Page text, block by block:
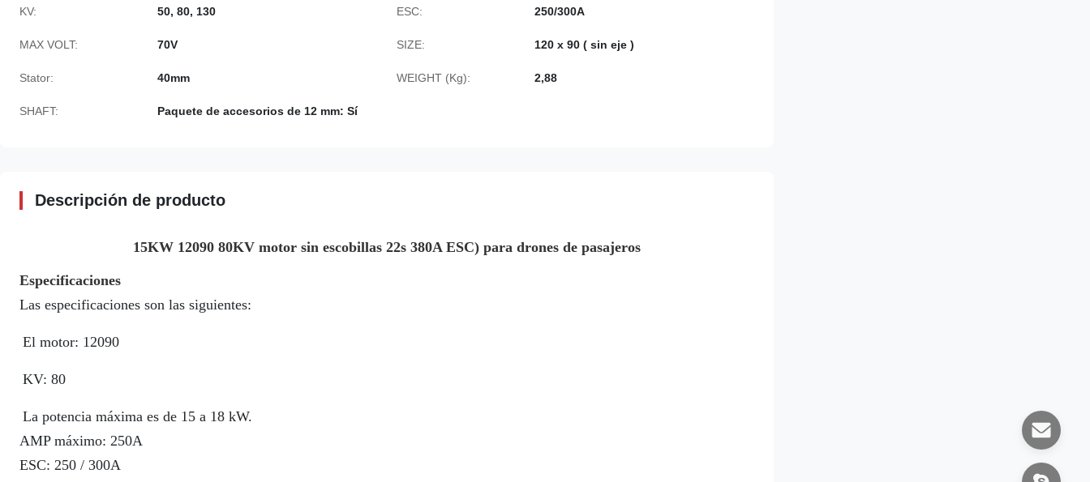
KV: 50, 80, 130 ESC: 250/300A
MAX VOLT: 70V SIZE: 120 x 90 ( sin eje )
Stator: 40mm WEIGHT (Kg): 2,88
SHAFT: Paquete de accesorios de 12 mm: Sí
Descripción de producto
15KW 12090 80KV motor sin escobillas 22s 380A ESC) para drones de pasajeros
Especificaciones
Las especificaciones son las siguientes:
El motor: 12090
KV: 80
La potencia máxima es de 15 a 18 kW.
AMP máximo: 250A
ESC: 250 / 300A